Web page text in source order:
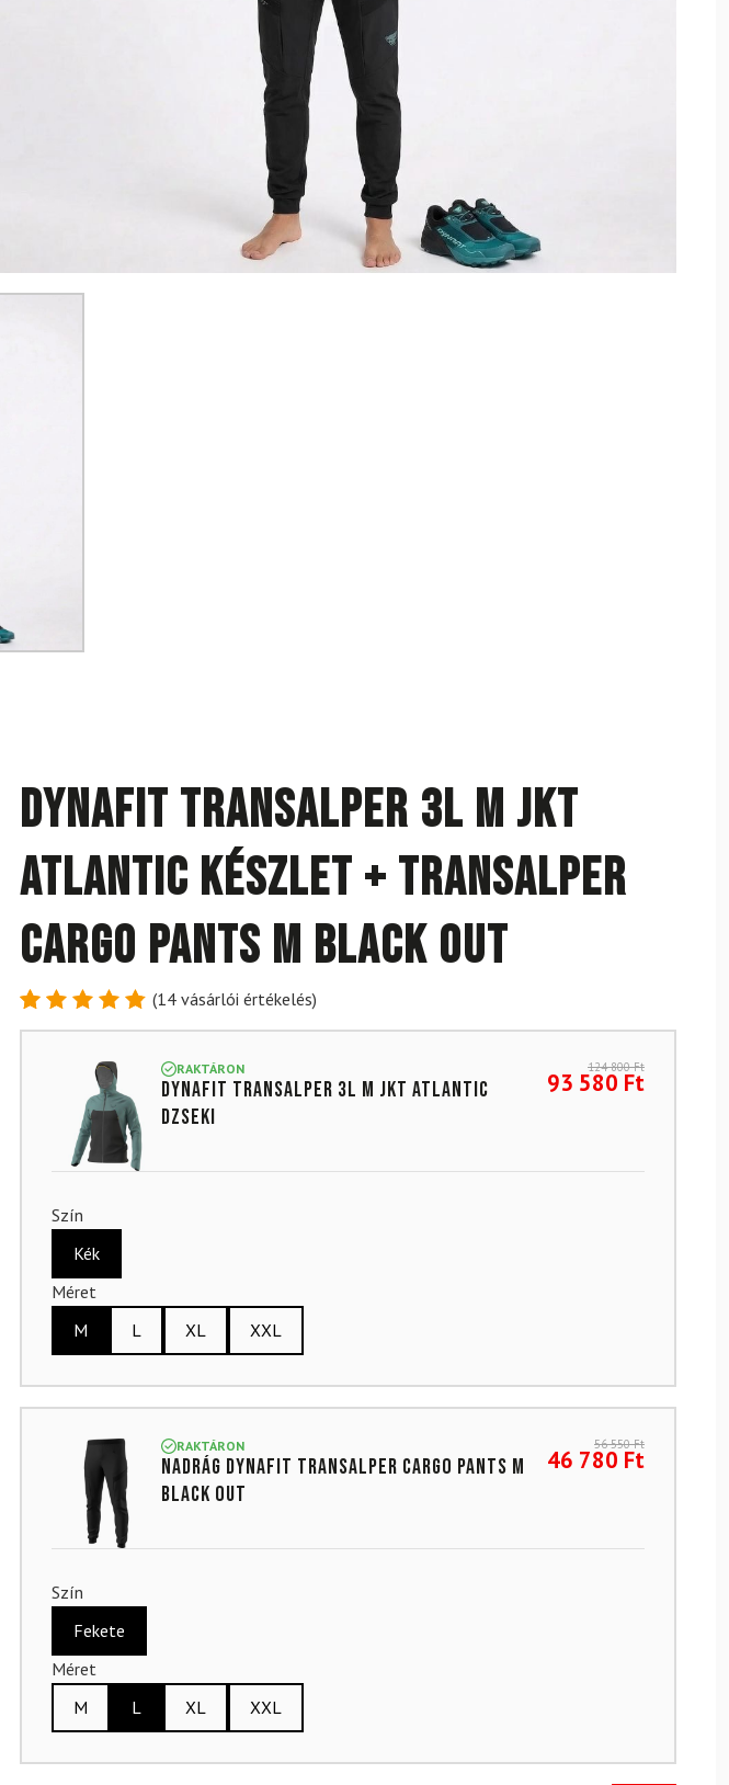
DYNAFIT Transalper 3L M Jkt
Atlantic készlet + Transalper
Cargo Pants M Black Out
Értékelés
5-ből,
14
értékelés
alapján
(14vásárlói értékelés)
RAKTÁRON
DYNAFIT Transalper 3L M Jkt Atlantic
dzseki
124 800Ft
93 580 Ft
Szín
Kék
Méret
M
L XL XXL
RAKTÁRON
Nadrág DYNAFIT Transalper Cargo Pants M
Black Out
56 550Ft
46 780 Ft
Szín
Fekete
Méret
M
L XL XXL